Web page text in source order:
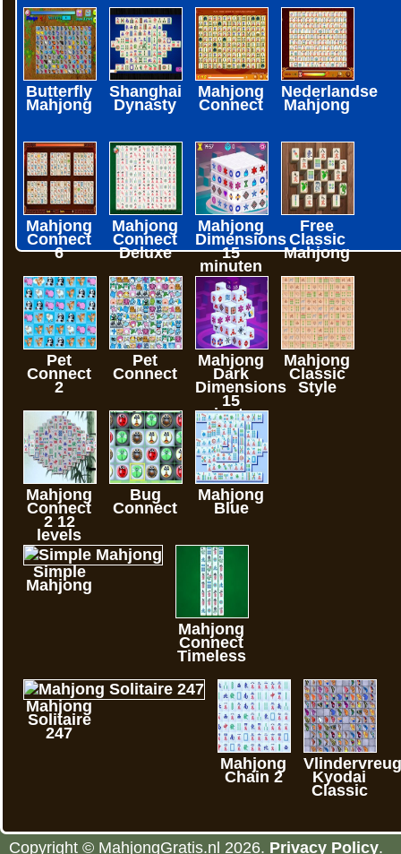
Butterfly
Mahjong
Shanghai
Dynasty
Mahjong
Connect
Nederlandse
Mahjong
Mahjong
Connect
6
Mahjong
Connect
Deluxe
Mahjong
Dimensions
15
minuten
Free
Classic
Mahjong
Pet
Connect
2
Pet
Connect
Mahjong
Dark
Dimensions
15
minuten
Mahjong
Classic
Style
Mahjong
Connect
2 12
levels
Bug
Connect
Mahjong
Blue
Simple
Mahjong
Mahjong
Connect
Timeless
Mahjong
Solitaire
247
Mahjong
Chain 2 Kyodai
Classic
Copyright © MahjongGratis.nl 2026. Privacy Policy.